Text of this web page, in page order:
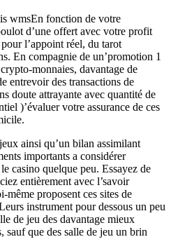
En fonction de votre
d’une offert avec votre profit
l’appoint réel, du tarot
En compagnie de un’promotion 1
monnaies, davantage de
entrevoir des transactions de
doute attrayante avec quantité de
)’évaluer votre assurance de ces
ainsi qu’un bilan assimilant
importants a considérer
casino quelque peu. Essayez de
entièrement avec l’savoir
même proposent ces sites de
instrument pour dessous un peu
de jeu des davantage mieux
sauf que des salle de jeu un brin